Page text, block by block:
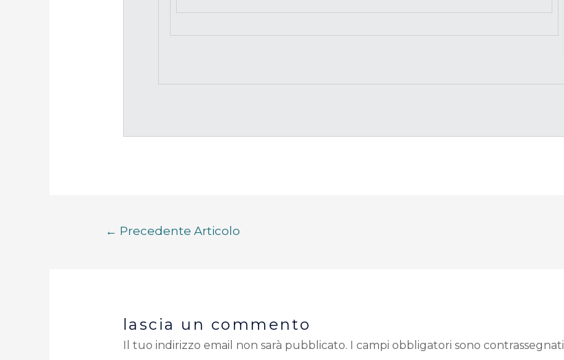
← Precedente Articolo
lascia un commento
Il tuo indirizzo email non sarà pubblicato. I campi obbligatori sono contrassegnati